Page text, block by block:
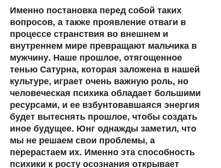
Именно постановка перед собой таких
вопросов, а также проявление отваги в
процессе странствия во внешнем и
внутреннем мире превращают мальчика в
мужчину. Наше прошлое, отягощенное
тенью Сатурна, которая заложена в нашей
культуре, играет очень важную роль, но
человеческая психика обладает большими
ресурсами, и ее взбунтовавшаяся энергия
будет вытеснять прошлое, чтобы создать
иное будущее. Юнг однажды заметил, что
мы не решаем свои проблемы, а
перерастаем их. Именно эта способность
психики к росту осознания открывает